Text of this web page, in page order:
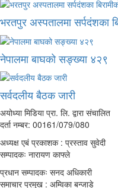
भरतपुर अस्पतालमा सर्पदंशका
नेपालमा बाघको सङ्ख्या ४२९
सर्वदलीय बैठक जारी
अयोध्या मिडिया प्रा. लि. द्वारा संचालित
दर्ता नम्बर: 00161/079/080
अध्यक्ष एबं प्रकाशक : प्रस्ताव सुवेदी
सम्पादकः नारायण काफ्ले
प्रधान सम्पादकः सनद अधिकारी
समाचार प्रमुख : अम्विका बन्जाडे